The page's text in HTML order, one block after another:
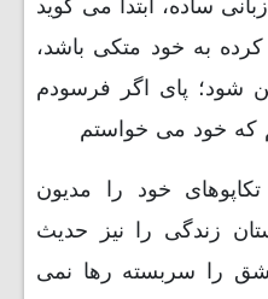
ساده، ابتدا می گوید
به خود متکی باشد،
شود؛ پای اگر فرسودم
که خود می خواستم
خود را مدیون
زندگی را نیز حدیث
را سربسته رها نمی